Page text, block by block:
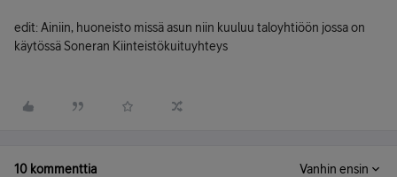
edit: Ainiin, huoneisto missä asun niin kuuluu taloyhtiöön jossa on
käytössä Soneran Kiinteistökuituyhteys
10 kommenttia Vanhin ensin